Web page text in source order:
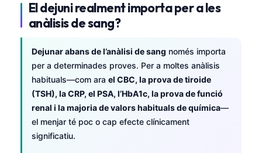
El dejuni realment importa per a les
anàlisis de sang?
Dejunar abans de l’anàlisi de sang només importa
per a determinades proves. Per a moltes anàlisis
habituals—com ara el CBC, la prova de tiroide
(TSH), la CRP, el PSA, l’HbA1c, la prova de funció
renal i la majoria de valors habituals de química—
el menjar té poc o cap efecte clínicament
significatiu.